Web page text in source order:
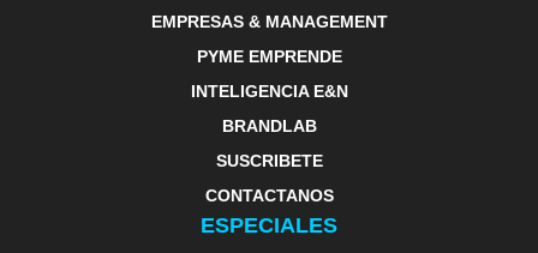
EMPRESAS & MANAGEMENT
PYME EMPRENDE
INTELIGENCIA E&N
BRANDLAB
SUSCRIBETE
CONTACTANOS
ESPECIALES